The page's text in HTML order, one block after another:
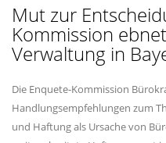
Mut zur
Kommission
Verwaltung in
Die Enquete-Kommission
Handlungsempfehlungen zum
und Haftung als Ursache von